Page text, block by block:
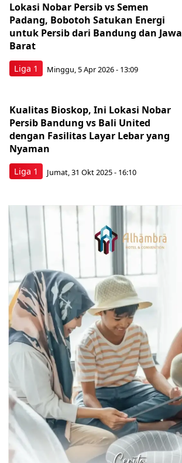
Liga 1
Lokasi Nobar Persib vs Semen
Padang, Bobotoh Satukan Energi
untuk Persib dari Bandung dan Jawa
Barat
Minggu, 5 Apr 2026 - 13:09
Liga 1
Kualitas Bioskop, Ini Lokasi Nobar
Persib Bandung vs Bali United
dengan Fasilitas Layar Lebar yang
Nyaman
Jumat, 31 Okt 2025 - 16:10